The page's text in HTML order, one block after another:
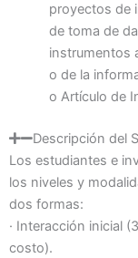
proyectos de
de toma de
instrumentos
o de la
o Artículo de
Descripción del
Los estudiantes e
los niveles y
dos formas:
· Interacción inicial
costo).